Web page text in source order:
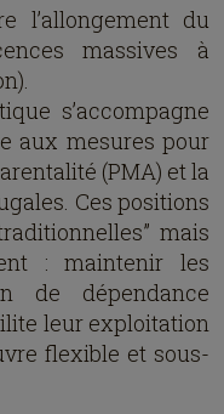
l’allongement du
massives à
s’accompagne
aux mesures pour
(PMA) et la
Ces positions
mais
: maintenir les
de dépendance
leur exploitation
flexible et sous-